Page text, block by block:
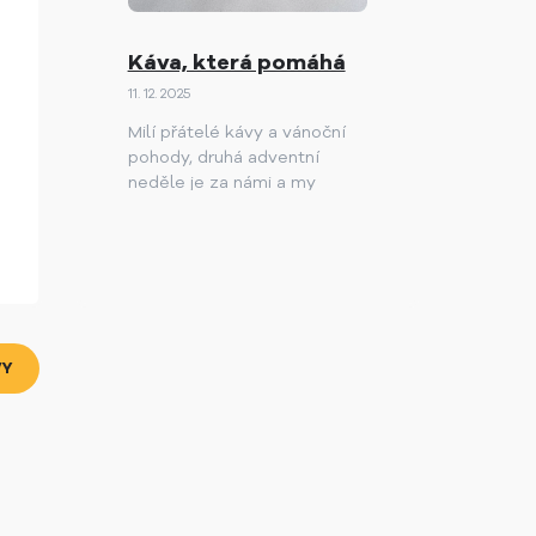
Káva, která pomáhá
11. 12. 2025
Milí přátelé kávy a vánoční
pohody, druhá adventní
neděle je za námi a my